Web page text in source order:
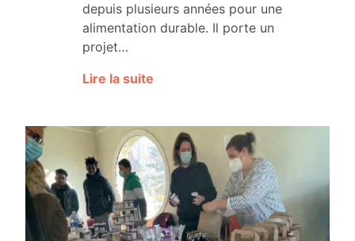
depuis plusieurs années pour une
alimentation durable. Il porte un
projet…
Lire la suite